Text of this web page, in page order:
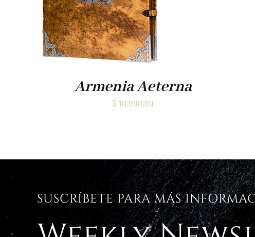
Armenia Aeterna
$ 10.000,00
SUSCRÍBETE PARA MÁS